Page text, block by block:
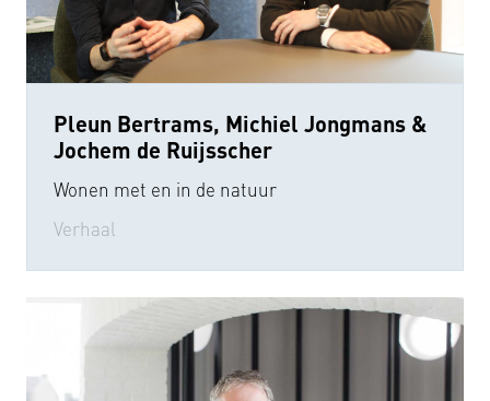
Pleun Bertrams, Michiel Jongmans &
Jochem de Ruijsscher
Wonen met en in de natuur
Verhaal